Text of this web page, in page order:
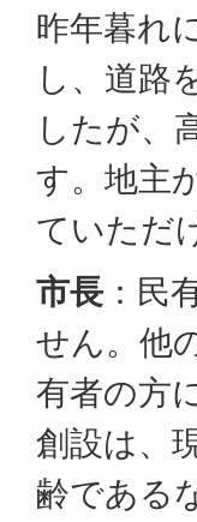
昨年暮れ
し、道路
したが、
す。地主
ていただ
市長 ：民
せん。他
有者の方
創設は、
齢である